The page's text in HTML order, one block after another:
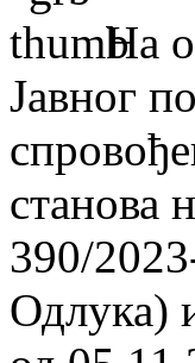
На
Јавног
станова
390/
Одлука)